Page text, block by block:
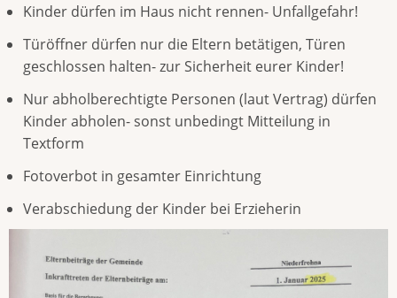
Kinder dürfen im Haus nicht rennen- Unfallgefahr!
Türöffner dürfen nur die Eltern betätigen, Türen
geschlossen halten- zur Sicherheit eurer Kinder!
Nur abholberechtigte Personen (laut Vertrag) dürfen
Kinder abholen- sonst unbedingt Mitteilung in
Textform
Fotoverbot in gesamter Einrichtung
Verabschiedung der Kinder bei Erzieherin